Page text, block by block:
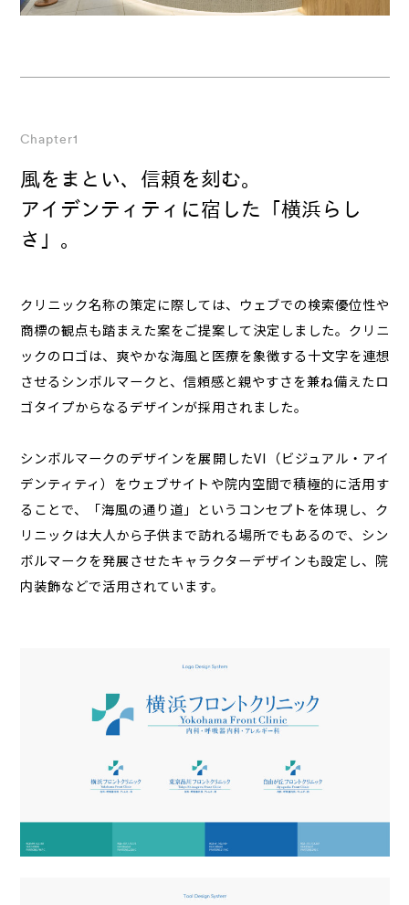
Chapter1
風をまとい、信頼を刻む。
アイデンティティに宿した「横浜らし
さ」。
クリニック名称の策定に際しては、ウェブでの検索優位性や
商標の観点も踏まえた案をご提案して決定しました。クリニ
ックのロゴは、爽やかな海風と医療を象徴する十文字を連想
させるシンボルマークと、信頼感と親やすさを兼ね備えたロ
ゴタイプからなるデザインが採用されました。
シンボルマークのデザインを展開したVI（ビジュアル・アイ
デンティティ）をウェブサイトや院内空間で積極的に活用す
ることで、「海風の通り道」というコンセプトを体現し、ク
リニックは大人から子供まで訪れる場所でもあるので、シン
ボルマークを発展させたキャラクターデザインも設定し、院
内装飾などで活用されています。